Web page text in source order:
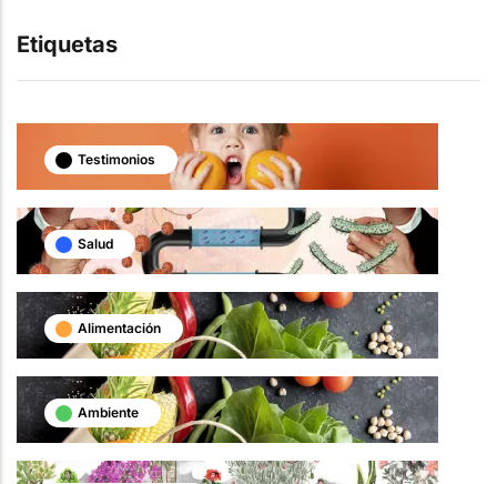
Etiquetas
Testimonios
Salud
Alimentación
Ambiente